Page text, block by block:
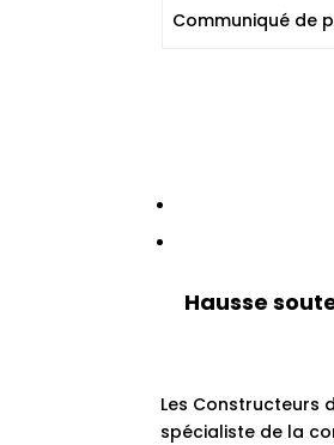
Communiqué de
Hausse
Les Constructeurs
spécialiste de la